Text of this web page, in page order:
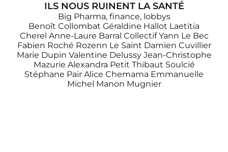
ILS NOUS RUINENT LA SANTÉ
Big Pharma, finance, lobbys
Benoît Collombat Géraldine Hallot Laetitia
Cherel Anne-Laure Barral Collectif Yann Le Bec
Fabien Roché Rozenn Le Saint Damien Cuvillier
Marie Dupin Valentine Delussy Jean-Christophe
Mazurie Alexandra Petit Thibaut Soulcié
Stéphane Pair Alice Chemama Emmanuelle
Michel Manon Mugnier